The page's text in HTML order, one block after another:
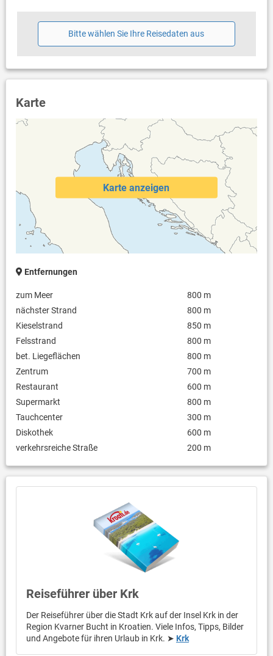
Bitte wählen Sie Ihre Reisedaten aus
Karte
Karte anzeigen
Entfernungen
zum Meer
800 m
nächster Strand
800 m
Kieselstrand
850 m
Felsstrand
800 m
bet. Liegeflächen
800 m
Zentrum
700 m
Restaurant
600 m
Supermarkt
800 m
Tauchcenter
300 m
Diskothek
600 m
verkehrsreiche Straße
200 m
Reiseführer über Krk
Der Reiseführer über die Stadt Krk auf der Insel Krk in der
Region Kvarner Bucht in Kroatien. Viele Infos, Tipps, Bilder
und Angebote für ihren Urlaub in Krk. ➤ Krk